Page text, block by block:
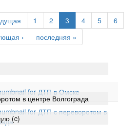
1 2 3 4 5
6
› последняя »
в центре Волгограда
(c)